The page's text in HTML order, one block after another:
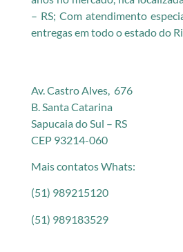
– RS; Com atendimento
entregas em todo o estado do
Av. Castro Alves, 676
B. Santa Catarina
Sapucaia do Sul – RS
CEP 93214-060
Mais contatos Whats:
(51) 989215120
(51) 989183529